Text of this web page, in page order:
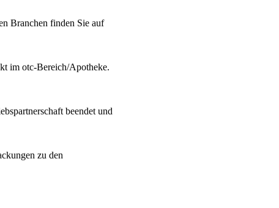
Branchen finden Sie auf
im otc-Bereich/Apotheke.
beendet und
zu den